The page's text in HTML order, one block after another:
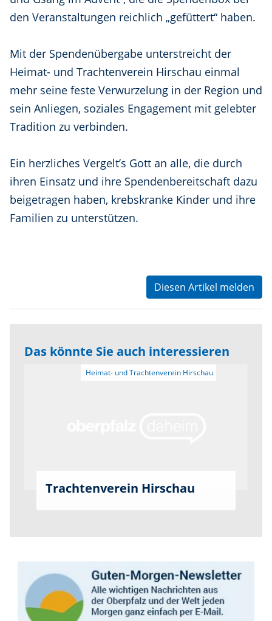
den Veranstaltungen reichlich „gefüttert“ haben.
Mit der Spendenübergabe unterstreicht der
Heimat- und Trachtenverein Hirschau einmal
mehr seine feste Verwurzelung in der Region und
sein Anliegen, soziales Engagement mit gelebter
Tradition zu verbinden.
Ein herzliches Vergelt’s Gott an alle, die durch
ihren Einsatz und ihre Spendenbereitschaft dazu
beigetragen haben, krebskranke Kinder und ihre
Familien zu unterstützen.
Diesen Artikel melden
Das könnte Sie auch interessieren
Heimat- und Trachtenverein Hirschau
Trachtenverein Hirschau